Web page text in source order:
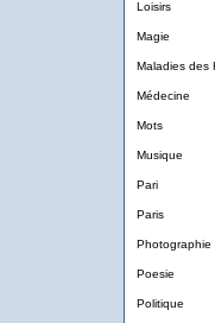
Loisirs
Magie
Maladies des
Médecine
Mots
Musique
Pari
Paris
Photographie
Poesie
Politique